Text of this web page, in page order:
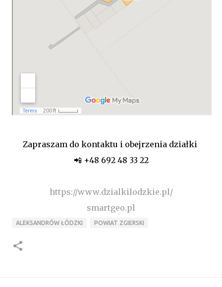
Zapraszam do kontaktu i obejrzenia działki
📲 +48 692 48 33 22
https://www.dzialkilodzkie.pl/
smartgeo.pl
ALEKSANDRÓW ŁÓDZKI POWIAT ZGIERSKI